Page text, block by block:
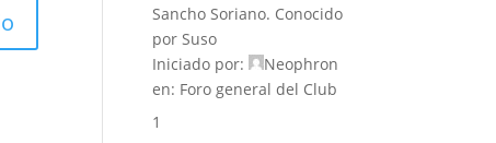
Sancho Soriano. Conocido
por Suso
Iniciado por:
Neophron
en: Foro general del Club
1